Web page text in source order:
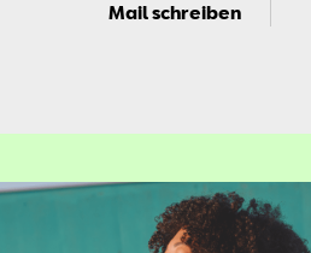
Mail schreiben